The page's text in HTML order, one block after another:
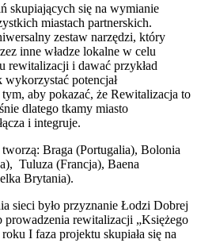
skupiających się na wymianie
miastach partnerskich.
zestaw narzędzi, który
inne władze lokalne w celu
rewitalizacji i dawać przykład
potencjał
aby pokazać, że Rewitalizacja to
dlatego tkamy miasto
i integruje.
Braga (Portugalia), Bolonia
Tuluza (Francja), Baena
Brytania).
sieci było przyznanie Łodzi Dobrej
rewitalizacji „Księżego
I faza projektu skupiała się na